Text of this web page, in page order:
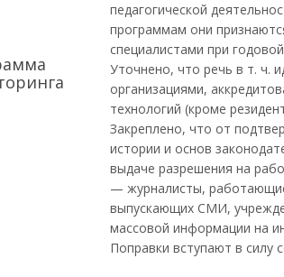
педагогической
программам они
специалистами при
Уточнено, что речь в т. ч.
организациями,
технологий (кроме
Закреплено, что от
истории и основ
выдаче разрешения на
— журналисты,
выпускающих СМИ,
массовой информации на
Поправки вступают в силу